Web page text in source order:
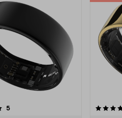
5recensioner
av 5 stjärnor